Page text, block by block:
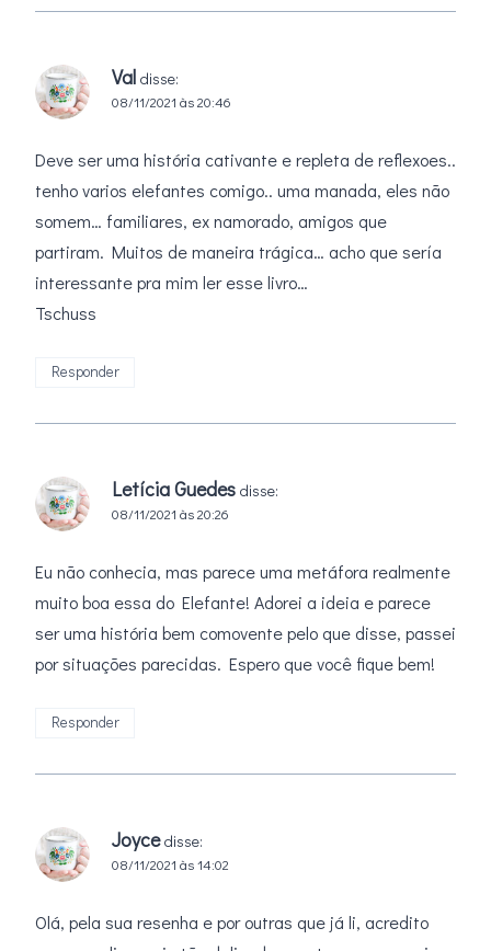
Val disse:
08/11/2021 às 20:46
Deve ser uma história cativante e repleta de reflexoes..
tenho varios elefantes comigo.. uma manada, eles não
somem… familiares, ex namorado, amigos que
partiram. Muitos de maneira trágica… acho que sería
interessante pra mim ler esse livro…
Tschuss
Responder
Letícia Guedes disse:
08/11/2021 às 20:26
Eu não conhecia, mas parece uma metáfora realmente
muito boa essa do Elefante! Adorei a ideia e parece
ser uma história bem comovente pelo que disse, passei
por situações parecidas. Espero que você fique bem!
Responder
Joyce disse:
08/11/2021 às 14:02
Olá, pela sua resenha e por outras que já li, acredito